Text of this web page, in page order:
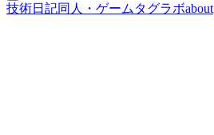
技術日記同人・ゲーム タグラボabout